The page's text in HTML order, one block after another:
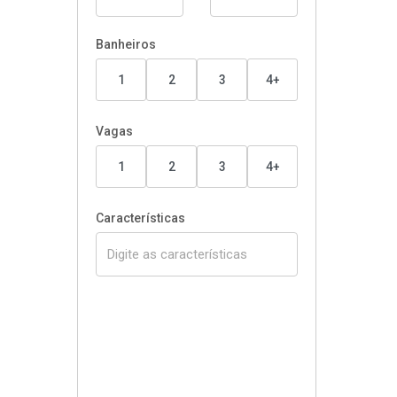
Banheiros
1 2 3 4+
Vagas
1 2 3 4+
Características